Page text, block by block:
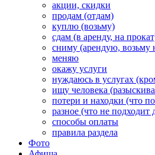
акции, скидки
продам (отдам)
куплю (возьму)
сдам (в аренду, на
сниму (арендую, возьму
меняю
окажу услуги
нуждаюсь в услугах
ищу человека
потери и находки (что
разное (что не подходит
способы оплаты
правила раздела
Фото